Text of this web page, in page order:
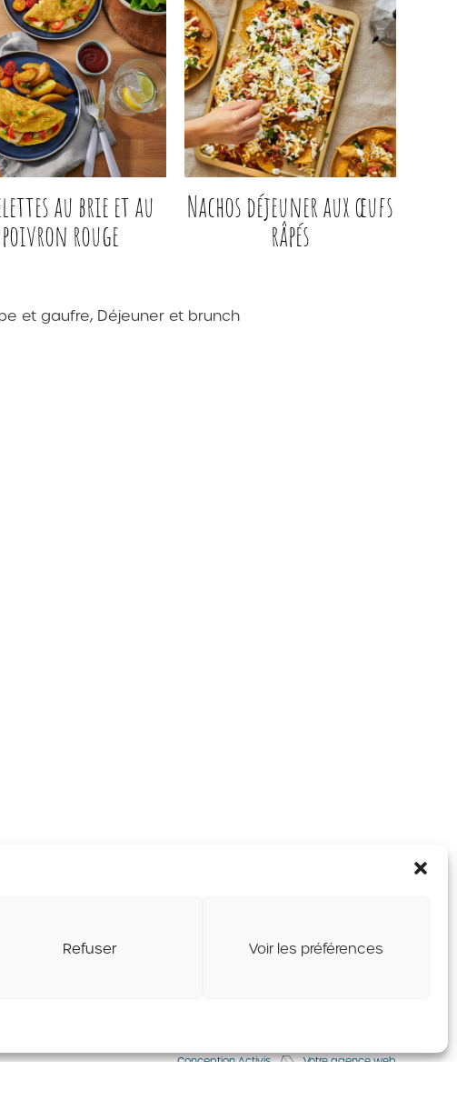
Refuser Voir les préférences
au brie et au
poivron rouge
Nachos déjeuner aux œufs
râpés
et gaufre, Déjeuner et brunch
Conception Activis Votre agence web